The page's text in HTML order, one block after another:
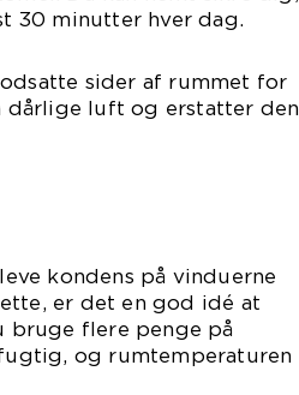
30 minutter hver dag.
sider af rummet for
dårlige luft og erstatter den
kondens på vinduerne
er det en god idé at
bruge flere penge på
og rumtemperaturen